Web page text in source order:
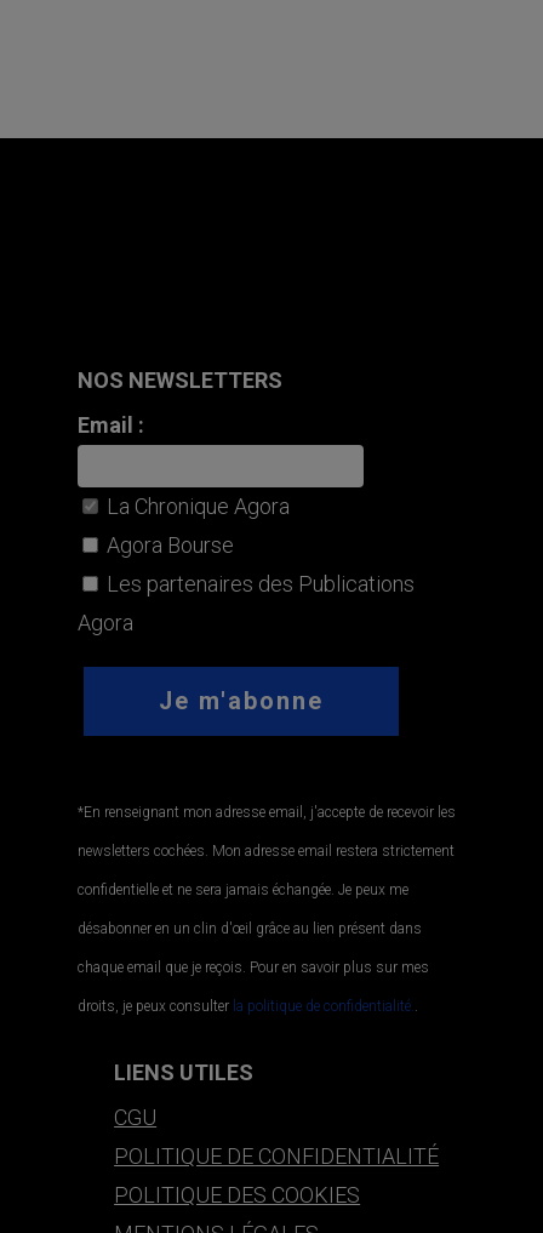
NOS NEWSLETTERS
Email :
La Chronique Agora
Agora Bourse
Les partenaires des Publications
Agora
*En renseignant mon adresse email, j'accepte de recevoir les
newsletters cochées. Mon adresse email restera strictement
confidentielle et ne sera jamais échangée. Je peux me
désabonner en un clin d'œil grâce au lien présent dans
chaque email que je reçois. Pour en savoir plus sur mes
droits, je peux consulter la politique de confidentialité..
LIENS UTILES
CGU
POLITIQUE DE CONFIDENTIALITÉ
POLITIQUE DES COOKIES